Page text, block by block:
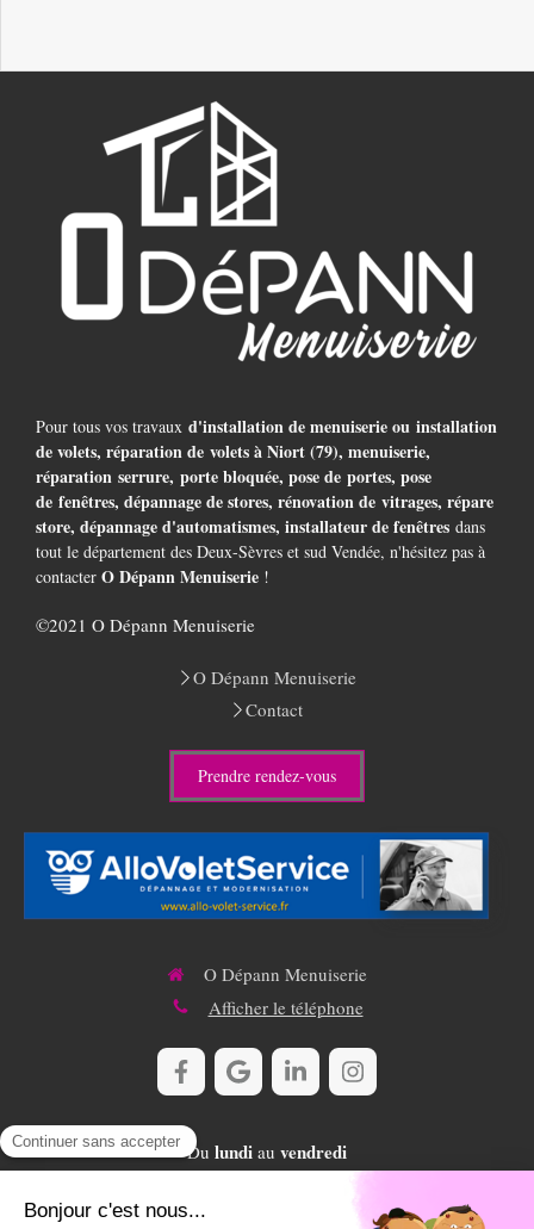
Pour tous vos travaux d'installation de menuiserie ou installation
de volets, réparation de volets à Niort (79), menuiserie,
réparation serrure, porte bloquée, pose de portes, pose
de fenêtres, dépannage de stores, rénovation de vitrages, répare
store, dépannage d'automatismes, installateur de fenêtres dans
tout le département des Deux-Sèvres et sud Vendée, n'hésitez pas à
contacter O Dépann Menuiserie !
©2021 O Dépann Menuiserie
O Dépann Menuiserie
Contact
Prendre rendez-vous
O Dépann Menuiserie
Afficher le téléphone
Du lundi au vendredi
8h-18h45